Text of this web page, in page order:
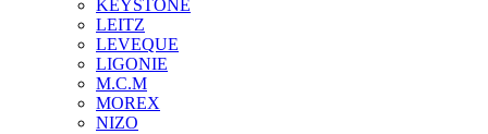
KEYSTONE
LEITZ
LEVEQUE
LIGONIE
M.C.M
MOREX
NIZO